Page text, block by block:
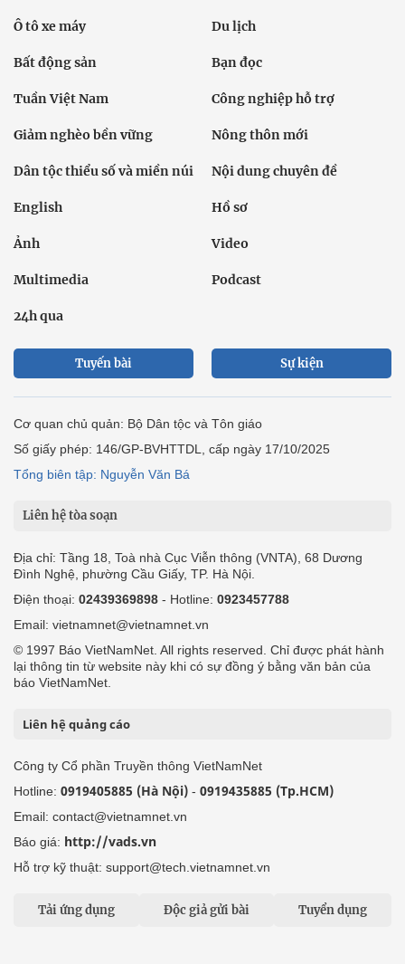
Ô tô xe máy Du lịch
Bất động sản Bạn đọc
Tuần Việt Nam Công nghiệp hỗ trợ
Giảm nghèo bền vững Nông thôn mới
Dân tộc thiểu số và miền núi Nội dung chuyên đề
English Hồ sơ
Ảnh Video
Multimedia Podcast
24h qua
Tuyến bài Sự kiện
Cơ quan chủ quản: Bộ Dân tộc và Tôn giáo
Số giấy phép: 146/GP-BVHTTDL, cấp ngày 17/10/2025
Tổng biên tập: Nguyễn Văn Bá
Liên hệ tòa soạn
Địa chỉ: Tầng 18, Toà nhà Cục Viễn thông (VNTA), 68 Dương
Đình Nghệ, phường Cầu Giấy, TP. Hà Nội.
Điện thoại: 02439369898 - Hotline: 0923457788
Email: vietnamnet@vietnamnet.vn
© 1997 Báo VietNamNet. All rights reserved. Chỉ được phát hành
lại thông tin từ website này khi có sự đồng ý bằng văn bản của
báo VietNamNet.
Liên hệ quảng cáo
Công ty Cổ phần Truyền thông VietNamNet
Hotline: 0919405885 (Hà Nội) - 0919435885 (Tp.HCM)
Email: contact@vietnamnet.vn
Báo giá: http://vads.vn
Hỗ trợ kỹ thuật: support@tech.vietnamnet.vn
Tải ứng dụng Độc giả gửi bài Tuyển dụng